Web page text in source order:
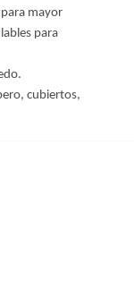
mayor
para
cubiertos,